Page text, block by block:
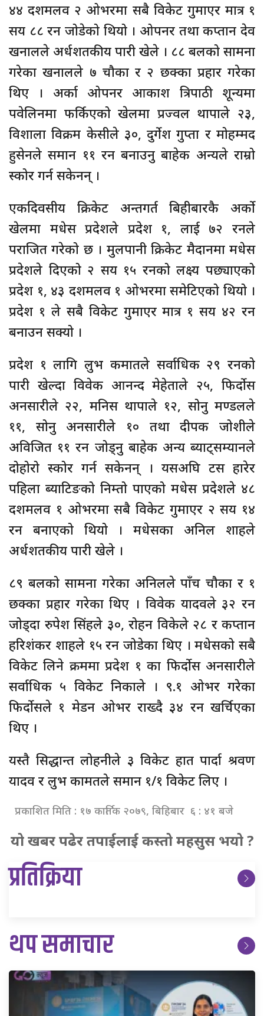
४४ दशमलव २ ओभरमा सबै विकेट गुमाएर मात्र १
सय ८८ रन जोडेको थियो । ओपनर तथा कप्तान देव
खनालले अर्धशतकीय पारी खेले । ८८ बलको सामना
गरेका खनालले ७ चौका र २ छक्का प्रहार गरेका
थिए । अर्का ओपनर आकाश त्रिपाठी शून्यमा
पवेलिनमा फर्किएको खेलमा प्रज्वल थापाले २३,
विशाला विक्रम केसीले ३०, दुर्गेश गुप्ता र मोहम्मद
हुसेनले समान ११ रन बनाउनु बाहेक अन्यले राम्रो
स्कोर गर्न सकेनन् ।
एकदिवसीय क्रिकेट अन्तगर्त बिहीबारकै अर्को
खेलमा मधेस प्रदेशले प्रदेश १, लाई ७२ रनले
पराजित गरेको छ । मुलपानी क्रिकेट मैदानमा मधेस
प्रदेशले दिएको २ सय १५ रनको लक्ष्य पछ्याएको
प्रदेश १, ४३ दशमलव १ ओभरमा समेटिएको थियो ।
प्रदेश १ ले सबै विकेट गुमाएर मात्र १ सय ४२ रन
बनाउन सक्यो ।
प्रदेश १ लागि लुभ कमातले सर्वाधिक २९ रनको
पारी खेल्दा विवेक आनन्द मेहेताले २५, फिर्दोस
अनसारीले २२, मनिस थापाले १२, सोनु मण्डलले
११, सोनु अनसारीले १० तथा दीपक जोशीले
अविजित ११ रन जोड्नु बाहेक अन्य ब्याट्सम्यानले
दोहोरो स्कोर गर्न सकेनन् । यसअघि टस हारेर
पहिला ब्याटिङको निम्तो पाएको मधेस प्रदेशले ४८
दशमलव १ ओभरमा सबै विकेट गुमाएर २ सय १४
रन बनाएको थियो । मधेसका अनिल शाहले
अर्धशतकीय पारी खेले ।
८९ बलको सामना गरेका अनिलले पाँच चौका र १
छक्का प्रहार गरेका थिए । विवेक यादवले ३२ रन
जोड्दा रुपेश सिंहले ३०, रोहन विकेले २८ र कप्तान
हरिशंकर शाहले १५ रन जोडेका थिए । मधेसको सबै
विकेट लिने क्रममा प्रदेश १ का फिर्दोस अनसारीले
सर्वाधिक ५ विकेट निकाले । ९.१ ओभर गरेका
फिर्दोसले १ मेडन ओभर राख्दै ३४ रन खर्चिएका
थिए ।
यस्तै सिद्धान्त लोहनीले ३ विकेट हात पार्दा श्रवण
यादव र लुभ कामतले समान १/१ विकेट लिए ।
प्रकाशित मिति : १७ कार्तिक २०७९, बिहिबार ६ : ४१ बजे
यो खबर पढेर तपाईलाई कस्तो महसुस भयो ?
प्रतिक्रिया
थप समाचार